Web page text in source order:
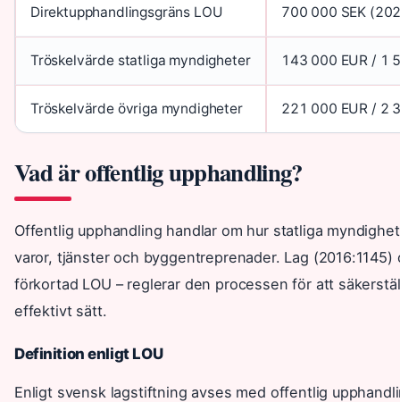
Direktupphandlingsgräns LOU 700 000 SEK
Tröskelvärde statliga myndigheter 143 000 EUR / 1
Tröskelvärde övriga myndigheter 221 000 EUR / 2
Vad är offentlig upphandling?
Offentlig upphandling handlar om hur statliga
varor, tjänster och byggentreprenader. Lag
förkortad LOU – reglerar den processen för att
effektivt sätt.
Definition enligt LOU
Enligt svensk lagstiftning avses med offentlig